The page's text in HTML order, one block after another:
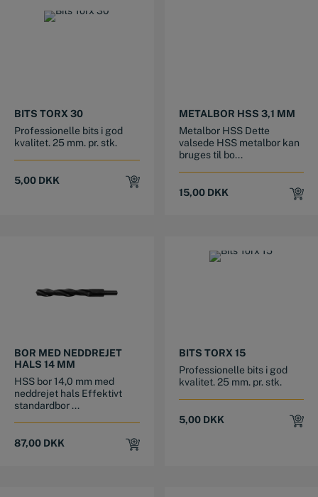
BITS TORX 30
Professionelle bits i god
kvalitet. 25 mm. pr. stk.
5,00 DKK
METALBOR HSS 3,1 MM
Metalbor HSS Dette
valsede HSS metalbor kan
bruges til bo...
15,00 DKK
BOR MED NEDDREJET
HALS 14 MM
HSS bor 14,0 mm med
neddrejet hals Effektivt
standardbor ...
87,00 DKK
BITS TORX 15
Professionelle bits i god
kvalitet. 25 mm. pr. stk.
5,00 DKK